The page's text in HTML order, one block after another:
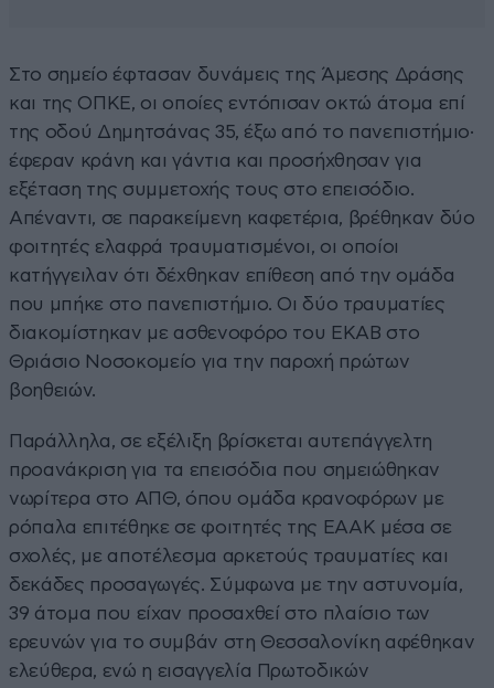
Στο σημείο έφτασαν δυνάμεις της Άμεσης Δράσης
και της ΟΠΚΕ, οι οποίες εντόπισαν οκτώ άτομα επί
της οδού Δημητσάνας 35, έξω από το πανεπιστήμιο·
έφεραν κράνη και γάντια και προσήχθησαν για
εξέταση της συμμετοχής τους στο επεισόδιο.
Απέναντι, σε παρακείμενη καφετέρια, βρέθηκαν δύο
φοιτητές ελαφρά τραυματισμένοι, οι οποίοι
κατήγγειλαν ότι δέχθηκαν επίθεση από την ομάδα
που μπήκε στο πανεπιστήμιο. Οι δύο τραυματίες
διακομίστηκαν με ασθενοφόρο του ΕΚΑΒ στο
Θριάσιο Νοσοκομείο για την παροχή πρώτων
βοηθειών.
Παράλληλα, σε εξέλιξη βρίσκεται αυτεπάγγελτη
προανάκριση για τα επεισόδια που σημειώθηκαν
νωρίτερα στο ΑΠΘ, όπου ομάδα κρανοφόρων με
ρόπαλα επιτέθηκε σε φοιτητές της ΕΑΑΚ μέσα σε
σχολές, με αποτέλεσμα αρκετούς τραυματίες και
δεκάδες προσαγωγές. Σύμφωνα με την αστυνομία,
39 άτομα που είχαν προσαχθεί στο πλαίσιο των
ερευνών για το συμβάν στη Θεσσαλονίκη αφέθηκαν
ελεύθερα, ενώ η εισαγγελία Πρωτοδικών